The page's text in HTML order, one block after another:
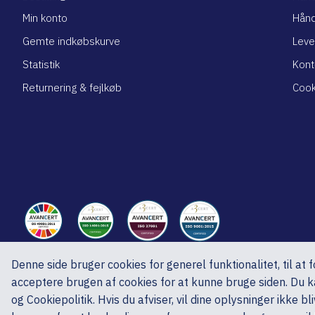
Denne side bruger cookies for generel funktionalitet, til
acceptere brugen af cookies for at kunne bruge siden.
og Cookiepolitik. Hvis du afviser, vil dine oplysninger ikke
Min konto
Gemte indkøbskurve
Statistik
Returnering & fejlkøb
ed A/S, Ved Skoven 15, 8541 Skødstrup, CVR nr.: DK27192920
Copyright © 2025 ed A/S